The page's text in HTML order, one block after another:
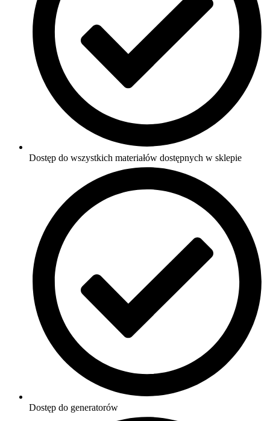
Dostęp do wszystkich materiałów dostępnych w sklepie
Dostęp do generatorów